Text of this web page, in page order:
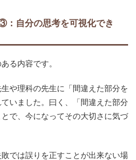
：自分の思考を可視化でき
る内容です。
や理科の先生に「間違えた部分を
いました。曰く、「間違えた部分
で、今になってその大切さに気づ
では誤りを正すことが出来ない場